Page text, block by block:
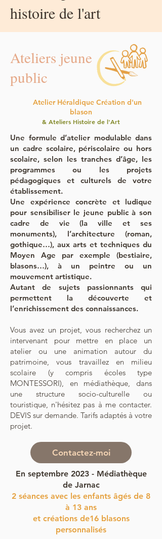
histoire de l'art
Ateliers jeune
public
Atelier Héraldique Création d'un
blason
& Ateliers Histoire de l'Art
Une formule d’atelier modulable dans
un cadre scolaire, périscolaire ou hors
scolaire, selon les tranches d’âge, les
programmes ou les projets
pédagogiques et culturels de votre
établissement.
Une expérience concrète et ludique
pour sensibiliser le jeune public à son
cadre de vie (la ville et ses
monuments), l’architecture (roman,
gothique…), aux arts et techniques du
Moyen Age par exemple (bestiaire,
blasons…), à un peintre ou un
mouvement artistique.
Autant de sujets passionnants qui
permettent la découverte et
l’enrichissement des connaissances.
Vous avez un projet, vous recherchez un
intervenant pour mettre en place un
atelier ou une animation autour du
patrimoine, vous travaillez en milieu
scolaire (y compris écoles type
MONTESSORI), en médiathèque, dans
une structure socio-culturelle ou
touristique, n'hésitez pas à me contacter.
DEVIS sur demande. Tarifs adaptés à votre
projet.
Contactez-moi
En septembre 2023 - Médiathèque
de Jarnac
2 séances avec les enfants âgés de 8
à 13 ans
et créations de16 blasons
personnalisés